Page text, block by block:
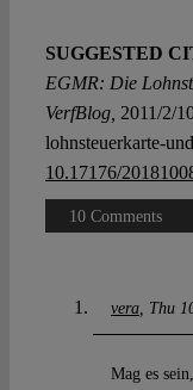
SUGGESTED
EGMR: Die
VerfBlog, 2011/2/
lohnsteuerkarte-
10.17176/
10 Comments
vera Thu
Mag es